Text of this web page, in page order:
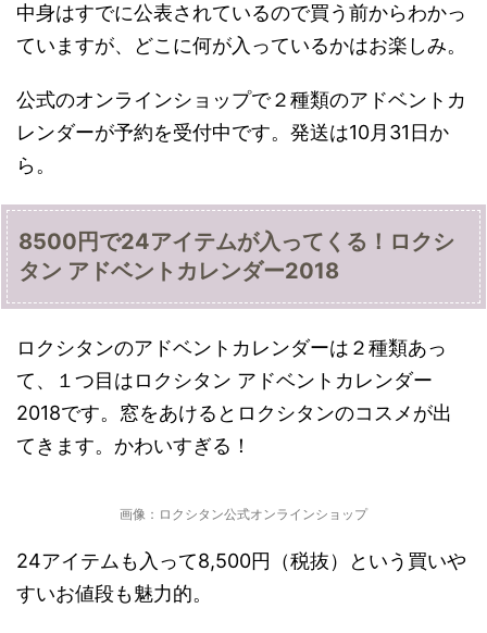
中身はすでに公表されているので買う前からわかっ
ていますが、どこに何が入っているかはお楽しみ。
公式のオンラインショップで２種類のアドベントカ
レンダーが予約を受付中です。発送は10月31日か
ら。
8500円で24アイテムが入ってくる！ロクシ
タン アドベントカレンダー2018
ロクシタンのアドベントカレンダーは２種類あっ
て、１つ目はロクシタン アドベントカレンダー
2018です。窓をあけるとロクシタンのコスメが出
てきます。かわいすぎる！
画像：ロクシタン公式オンラインショップ
24アイテムも入って8,500円（税抜）という買いや
すいお値段も魅力的。